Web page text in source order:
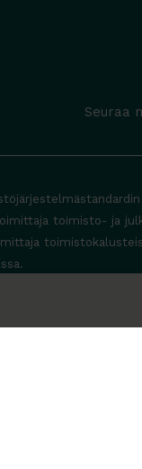
Seuraa
toimisto- ja